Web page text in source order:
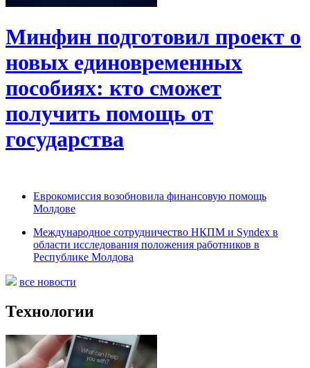
Минфин подготовил проект о
новых единовременных
пособиях: кто сможет
получить помощь от
государства
Еврокомиссия возобновила финансовую помощь
Молдове
Международное сотрудничество НКПМ и Syndex в
области исследования положения работников в
Республике Молдова
все новости
Технологии